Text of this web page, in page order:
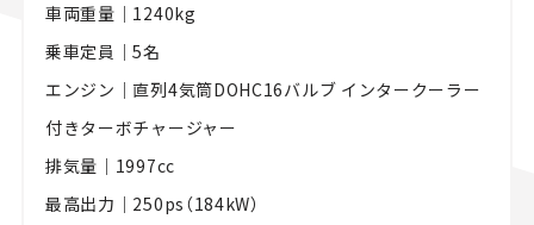
車両重量｜1240kg
乗車定員｜5名
エンジン｜直列4気筒DOHC16バルブ インタークーラー
付きターボチャージャー
排気量｜1997cc
最高出力｜250ps（184kW）